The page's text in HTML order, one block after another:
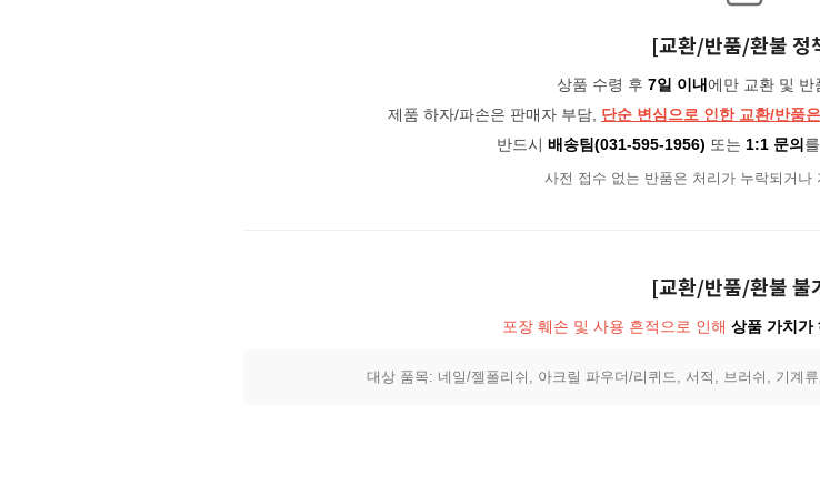
[교환/반품/환불 정
상품 수령 후 7일 이내에만 교환 및 반
제품 하자/파손은 판매자 부담, 단순 변심으로 인한 교환/반품
반드시 배송팀(031-595-1956) 또는 1:1 문의
사전 접수 없는 반품은 처리가 누락되거나
[교환/반품/환불 불
포장 훼손 및 사용 흔적으로 인해 상품 가치가
대상 품목: 네일/젤폴리쉬, 아크릴 파우더/리퀴드, 서적, 브러쉬, 기계